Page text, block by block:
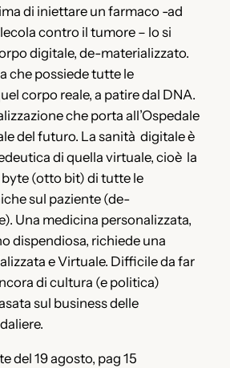
di iniettare un farmaco -ad
contro il tumore – lo si
digitale, de-materializzato.
che possiede tutte le
corpo reale, a patire dal DNA.
che porta all’Ospedale
del futuro. La sanità digitale è
di quella virtuale, cioè la
(otto bit) di tutte le
sul paziente (de-
Una medicina personalizzata,
dispendiosa, richiede una
e Virtuale. Difficile da far
di cultura (e politica)
sul business delle
del 19 agosto, pag 15